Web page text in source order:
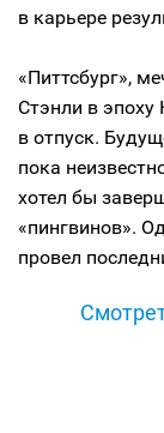
в карьере
«Питтсбург»,
Стэнли в
в отпуск.
пока
хотел бы
«пингвинов».
провел